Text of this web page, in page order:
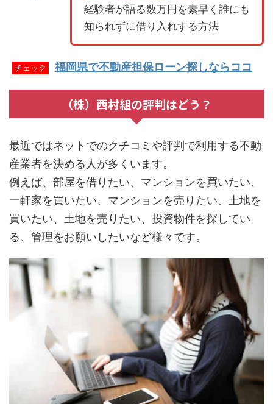
経験者が語る数万円を素早く誰にも
知られずに借り入れする方法
チェック 福岡県で不動産担保ローン探しならココ
（株）西村組の評判はどう？
最近ではネットでのクチコミや評判で利用する不動
産業者を決める人が多くいます。
例えば、部屋を借りたい、マンションを買いたい、
一軒家を買いたい、マンションを売りたい、土地を
買いたい、土地を売りたい、投資物件を探してい
る、管理をお願いしたいなど様々です。